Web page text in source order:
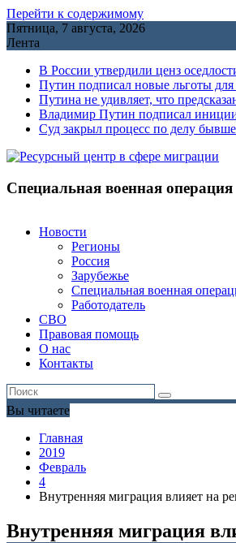
Перейти к содержимому
Пятница, 7 августа, 2026
Лента
В России утвердили ценз
Путин подписал новые льготы
Путина не удивляет, что
Владимир Путин подписал
Cуд закрыл процесс по делу
Специальная военная операция
Новости
Регионы
Россия
Зарубежье
Специальная военная
Работодатель
СВО
Правовая помощь
О нас
Контакты
Вы читаете
Главная
2019
Февраль
4
Внутренняя миграция влияет на
Внутренняя миграция